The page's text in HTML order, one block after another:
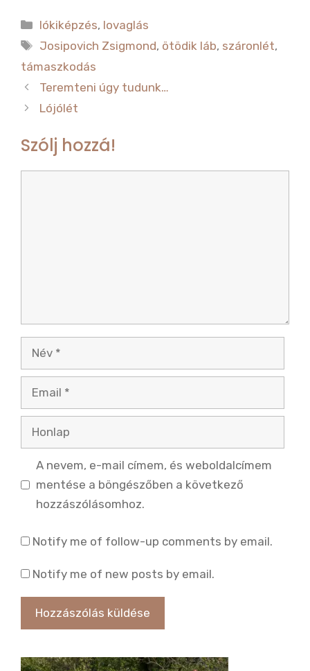
c
e
b
o
o
k
it
te
r
Kategória
lókiképzés, lovaglás
Címkék
Josipovich Zsigmond, ötödik láb, száronlét,
támaszkodás
Teremteni úgy tudunk…
Lójólét
Szólj hozzá!
Név
Email
Honlap
A nevem, e-mail címem, és weboldalcímem
mentése a böngészőben a következő
hozzászólásomhoz.
Notify me of follow-up comments by email.
Notify me of new posts by email.